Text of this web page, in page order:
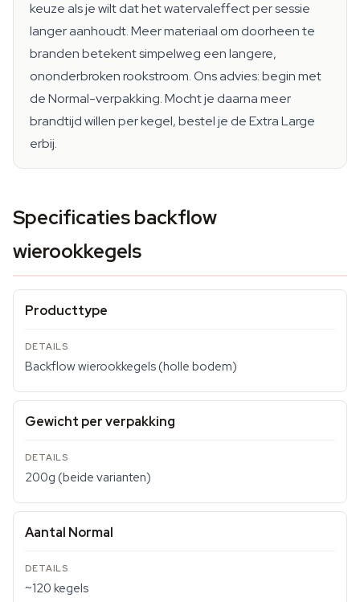
keuze als je wilt dat het watervaleffect per sessie
langer aanhoudt. Meer materiaal om doorheen te
branden betekent simpelweg een langere,
ononderbroken rookstroom. Ons advies: begin met
de Normal-verpakking. Mocht je daarna meer
brandtijd willen per kegel, bestel je de Extra Large
erbij.
Specificaties backflow
wierookkegels
Producttype
Backflow wierookkegels (holle bodem)
Gewicht per verpakking
200g (beide varianten)
Aantal Normal
~120 kegels